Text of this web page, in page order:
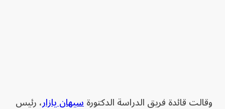
وقالت قائدة فريق الدراسة الدكتورةسيهان يازار، رئيس